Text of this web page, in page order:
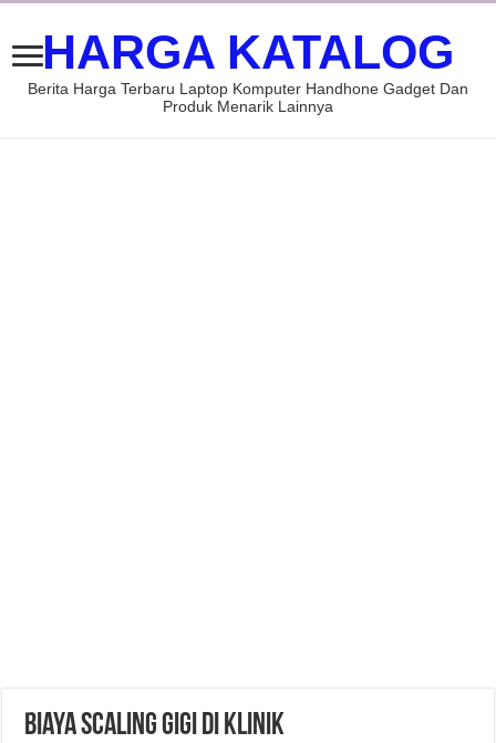
HARGA KATALOG
Berita Harga Terbaru Laptop Komputer Handhone Gadget Dan
Produk Menarik Lainnya
Biaya Scaling Gigi di Klinik